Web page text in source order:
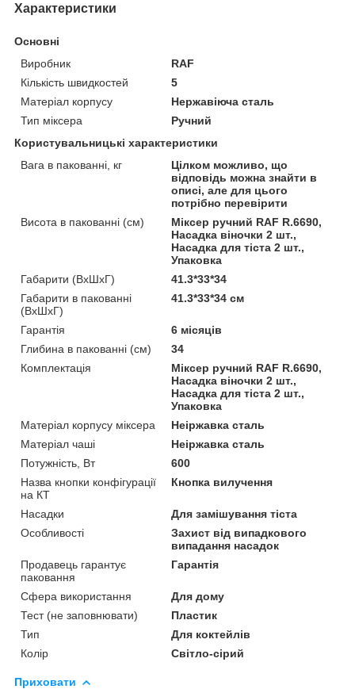
Характеристики
Основні
Виробник
RAF
Кількість швидкостей
5
Матеріал корпусу
Нержавіюча сталь
Тип міксера
Ручний
Користувальницькі характеристики
Вага в пакованні, кг
Цілком можливо, що
відповідь можна знайти в
описі, але для цього
потрібно перевірити
Висота в пакованні (см)
Міксер ручний RAF R.6690,
Насадка віночки 2 шт.,
Насадка для тіста 2 шт.,
Упаковка
Габарити (ВхШхГ)
41.3*33*34
Габарити в пакованні
(ВхШхГ)
41.3*33*34 см
Гарантія
6 місяців
Глибина в пакованні (см)
34
Комплектація
Міксер ручний RAF R.6690,
Насадка віночки 2 шт.,
Насадка для тіста 2 шт.,
Упаковка
Матеріал корпусу міксера
Неіржавка сталь
Матеріал чаші
Неіржавка сталь
Потужність, Вт
600
Назва кнопки конфігурації
на КТ
Кнопка вилучення
Насадки
Для замішування тіста
Особливості
Захист від випадкового
випадання насадок
Продавець гарантує
паковання
Гарантія
Сфера використання
Для дому
Тест (не заповнювати)
Пластик
Тип
Для коктейлів
Колір
Світло-сірий
Приховати